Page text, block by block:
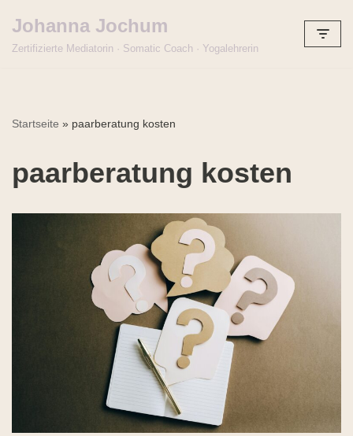
Zum
Johanna Jochum
Zertifizierte Mediatorin · Somatic Coach · Yogalehrerin
Startseite » paarberatung kosten
paarberatung kosten